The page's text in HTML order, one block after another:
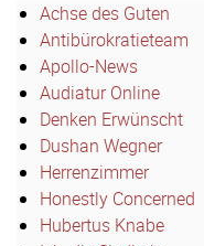
Achse des Guten
Antibürokratieteam
Apollo-News
Audiatur Online
Denken Erwünscht
Dushan Wegner
Herrenzimmer
Honestly Concerned
Hubertus Knabe